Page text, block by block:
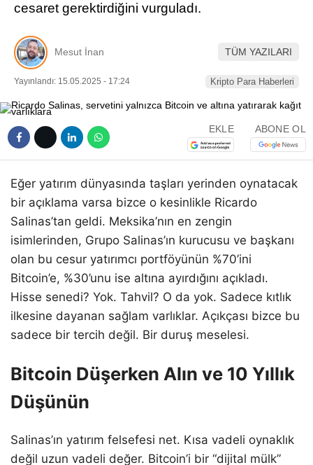
cesaret gerektirdiğini vurguladı.
Mesut İnan TÜM YAZILARI
Yayınlandı: 15.05.2025 - 17:24 Kripto Para Haberleri
EKLE ABONE OL
Eğer yatırım dünyasında taşları yerinden oynatacak
bir açıklama varsa bizce o kesinlikle Ricardo
Salinas’tan geldi. Meksika’nın en zengin
isimlerinden, Grupo Salinas’ın kurucusu ve başkanı
olan bu cesur yatırımcı portföyünün %70’ini
Bitcoin’e, %30’unu ise altına ayırdığını açıkladı.
Hisse senedi? Yok. Tahvil? O da yok. Sadece kıtlık
ilkesine dayanan sağlam varlıklar. Açıkçası bizce bu
sadece bir tercih değil. Bir duruş meselesi.
Bitcoin Düşerken Alın ve 10 Yıllık
Düşünün
Salinas’ın yatırım felsefesi net. Kısa vadeli oynaklık
değil uzun vadeli değer. Bitcoin’i bir “dijital mülk”